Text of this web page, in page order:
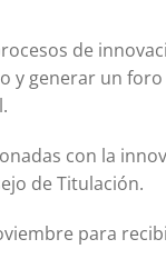
de
y generar un
con la
de Titulación.
para